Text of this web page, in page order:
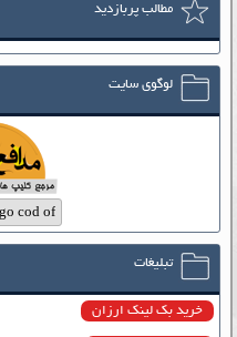
مطالب پربازدید
لوگوی سایت
تبلیغات
خرید بک لینک ارزان